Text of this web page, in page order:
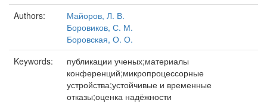
Authors:
Майоров, Л. В.
Боровиков, С. М.
Боровская, О. О.
Keywords:
публикации ученых;материалы
конференций;микропроцессорные
устройства;устойчивые и временные
отказы;оценка надёжности